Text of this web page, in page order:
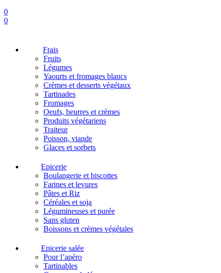
0
0
Frais
Fruits
Légumes
Yaourts et fromages blancs
Crèmes et desserts végétaux
Tartinades
Fromages
Oeufs, beurres et crèmes
Produits végétariens
Traiteur
Poisson, viande
Glaces et sorbets
Epicerie
Boulangerie et biscottes
Farines et levures
Pâtes et Riz
Céréales et soja
Légumineuses et purée
Sans gluten
Boissons et crèmes végétales
Epicerie salée
Pour l’apéro
Tartinables